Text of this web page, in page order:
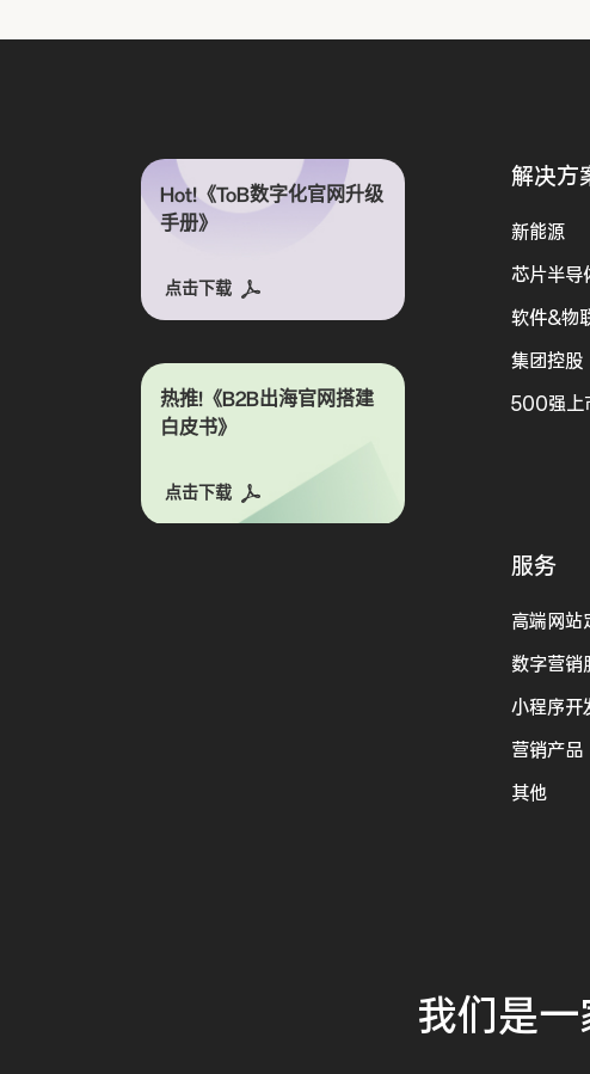
Hot!《ToB数字化官网升级
手册》
点击下载
热推!《B2B出海官网搭建
白皮书》
点击下载
解决方
新能源
芯片半导
软件&物
集团控股
500强上
服务
高端网站
数字营销
小程序开
营销产品
其他
我们是一